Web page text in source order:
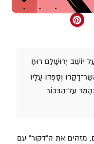
יוֹשֵׁב יְרוּשָׁלִַם רוּחַ
וְסָפְדוּ עָלָיו
עַל־הַבְּכוֹר
מזהים את ה"דקור" עם